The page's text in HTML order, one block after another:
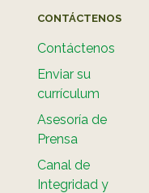
CONTÁCTENOS
Contáctenos
Enviar su
currículum
Asesoría de
Prensa
Canal de
Integridad y